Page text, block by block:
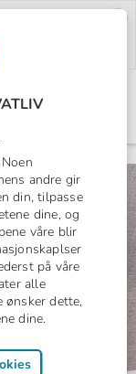
Barn reiser
All Inclusive
1 uke med fly
Fra
fra 997,-
andre gir
din, tilpasse
dine, og
våre blir
på våre
alle
ønsker dette,
dine.